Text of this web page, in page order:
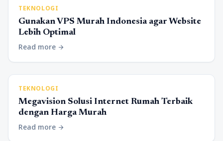
TEKNOLOGI
Gunakan VPS Murah Indonesia agar Website
Lebih Optimal
Read more arrow_forward
TEKNOLOGI
Megavision Solusi Internet Rumah Terbaik
dengan Harga Murah
Read more arrow_forward